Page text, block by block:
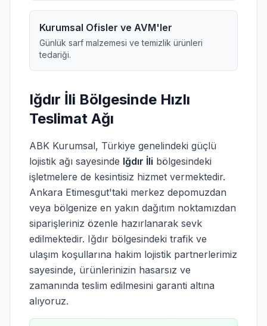
Kurumsal Ofisler ve AVM'ler
Günlük sarf malzemesi ve temizlik ürünleri
tedariği.
Iğdır İli Bölgesinde Hızlı
Teslimat Ağı
ABK Kurumsal, Türkiye genelindeki güçlü
lojistik ağı sayesinde Iğdır İli bölgesindeki
işletmelere de kesintisiz hizmet vermektedir.
Ankara Etimesgut'taki merkez depomuzdan
veya bölgenize en yakın dağıtım noktamızdan
siparişleriniz özenle hazırlanarak sevk
edilmektedir. Iğdır bölgesindeki trafik ve
ulaşım koşullarına hakim lojistik partnerlerimiz
sayesinde, ürünlerinizin hasarsız ve
zamanında teslim edilmesini garanti altına
alıyoruz.